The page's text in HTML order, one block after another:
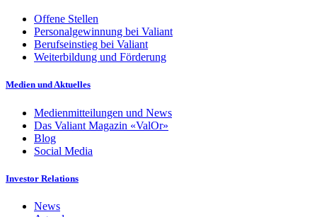
Offene Stellen
Personalgewinnung bei Valiant
Berufseinstieg bei Valiant
Weiterbildung und Förderung
Medien und Aktuelles
Medienmitteilungen und News
Das Valiant Magazin «ValOr»
Blog
Social Media
Investor Relations
News